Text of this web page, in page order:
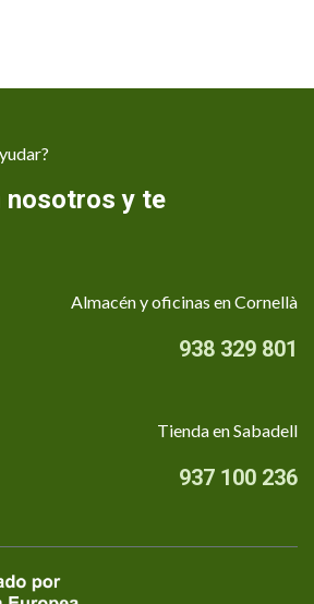
nosotros y te
Almacén y oficinas en Cornellà
938 329 801
Tienda en Sabadell
937 100 236